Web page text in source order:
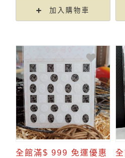
加入購物車
全館滿$ 999 免運優惠